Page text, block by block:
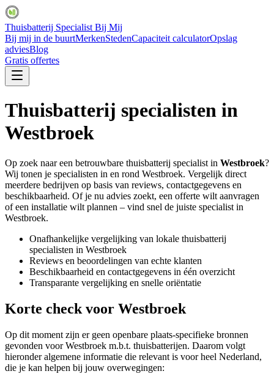
Thuisbatterij Specialist Bij Mij
Bij mij in de buurtMerkenStedenCapaciteit calculatorOpslag
adviesBlog
Gratis offertes
Thuisbatterij specialisten in
Westbroek
Op zoek naar een betrouwbare thuisbatterij specialist in Westbroek?
Wij tonen je specialisten in en rond Westbroek. Vergelijk direct
meerdere bedrijven op basis van reviews, contactgegevens en
beschikbaarheid. Of je nu advies zoekt, een offerte wilt aanvragen
of een installatie wilt plannen – vind snel de juiste specialist in
Westbroek.
Onafhankelijke vergelijking van lokale thuisbatterij
specialisten in Westbroek
Reviews en beoordelingen van echte klanten
Beschikbaarheid en contactgegevens in één overzicht
Transparante vergelijking en snelle oriëntatie
Korte check voor Westbroek
Op dit moment zijn er geen openbare plaats-specifieke bronnen
gevonden voor Westbroek m.b.t. thuisbatterijen. Daarom volgt
hieronder algemene informatie die relevant is voor heel Nederland,
die je kan helpen bij jouw overwegingen: